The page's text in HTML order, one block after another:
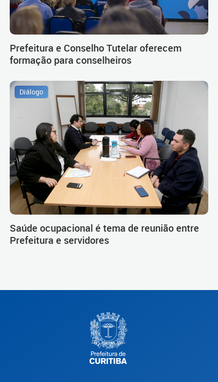
Prefeitura e Conselho Tutelar oferecem
formação para conselheiros
Diálogo
Saúde ocupacional é tema de reunião entre
Prefeitura e servidores